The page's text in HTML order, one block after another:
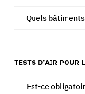
Quels
TESTS D’AIR POUR
Est-ce